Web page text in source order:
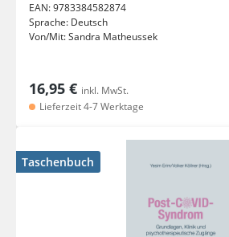
EAN:9783384582874
Sprache: Deutsch
Von/Mit:Sandra Matheussek
16,95 € inkl. MwSt.
Lieferzeit 4-7 Werktage
Taschenbuch